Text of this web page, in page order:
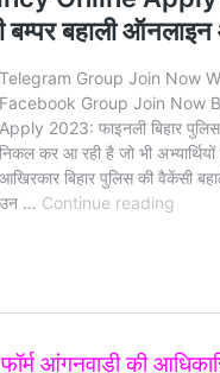
आंगनवाड़ी की